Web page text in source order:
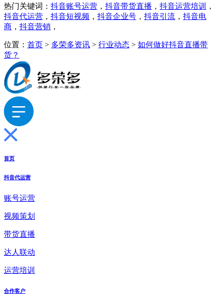
热门关键词： 抖音账号运营 ， 抖音带货直播 ， 抖音运营培训
，
抖音代运营 ， 抖音短视频 ， 抖音企业号 ， 抖音引流 ， 抖音电
商 ， 抖音营销 ，
位置： 首页 > 多荣多资讯 > 行业动态 > 如何做好抖音直播带
货？
首页
抖音代运营
账号运营
视频策划
带货直播
达人联动
运营培训
合作客户